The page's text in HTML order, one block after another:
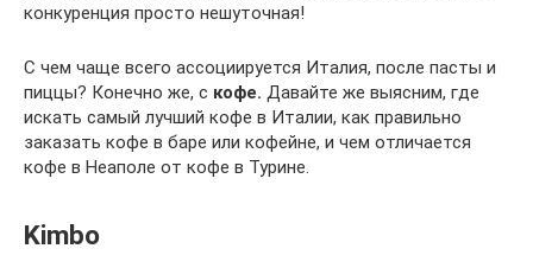
конкуренция просто нешуточная!
С чем чаще всего ассоциируется Италия, после пасты и
пиццы? Конечно же, с кофе. Давайте же выясним, где
искать самый лучший кофе в Италии, как правильно
заказать кофе в баре или кофейне, и чем отличается
кофе в Неаполе от кофе в Турине.
Kimbo